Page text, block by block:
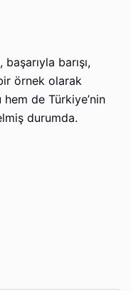
başarıyla barışı,
örnek olarak
hem de Türkiye’nin
durumda.